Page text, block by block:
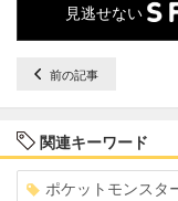
見逃せない
前の記事
関連キーワード
ポケットモンスタ